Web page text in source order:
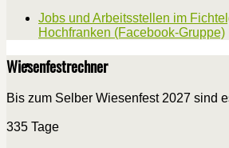
Jobs und Arbeitsstellen im
Hochfranken (Facebook-Gruppe)
Wiesenfestrechner
Bis zum Selber Wiesenfest 2027 sind
335 Tage